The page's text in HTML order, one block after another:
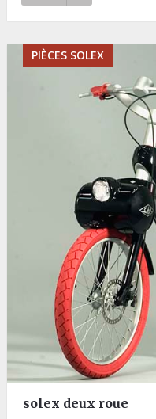
PIÈCES SOLEX
solex deux roue